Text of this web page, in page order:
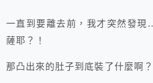
一直到要離去前，我才突然發
薩耶？！
那凸出來的肚子到底裝了什麼啊